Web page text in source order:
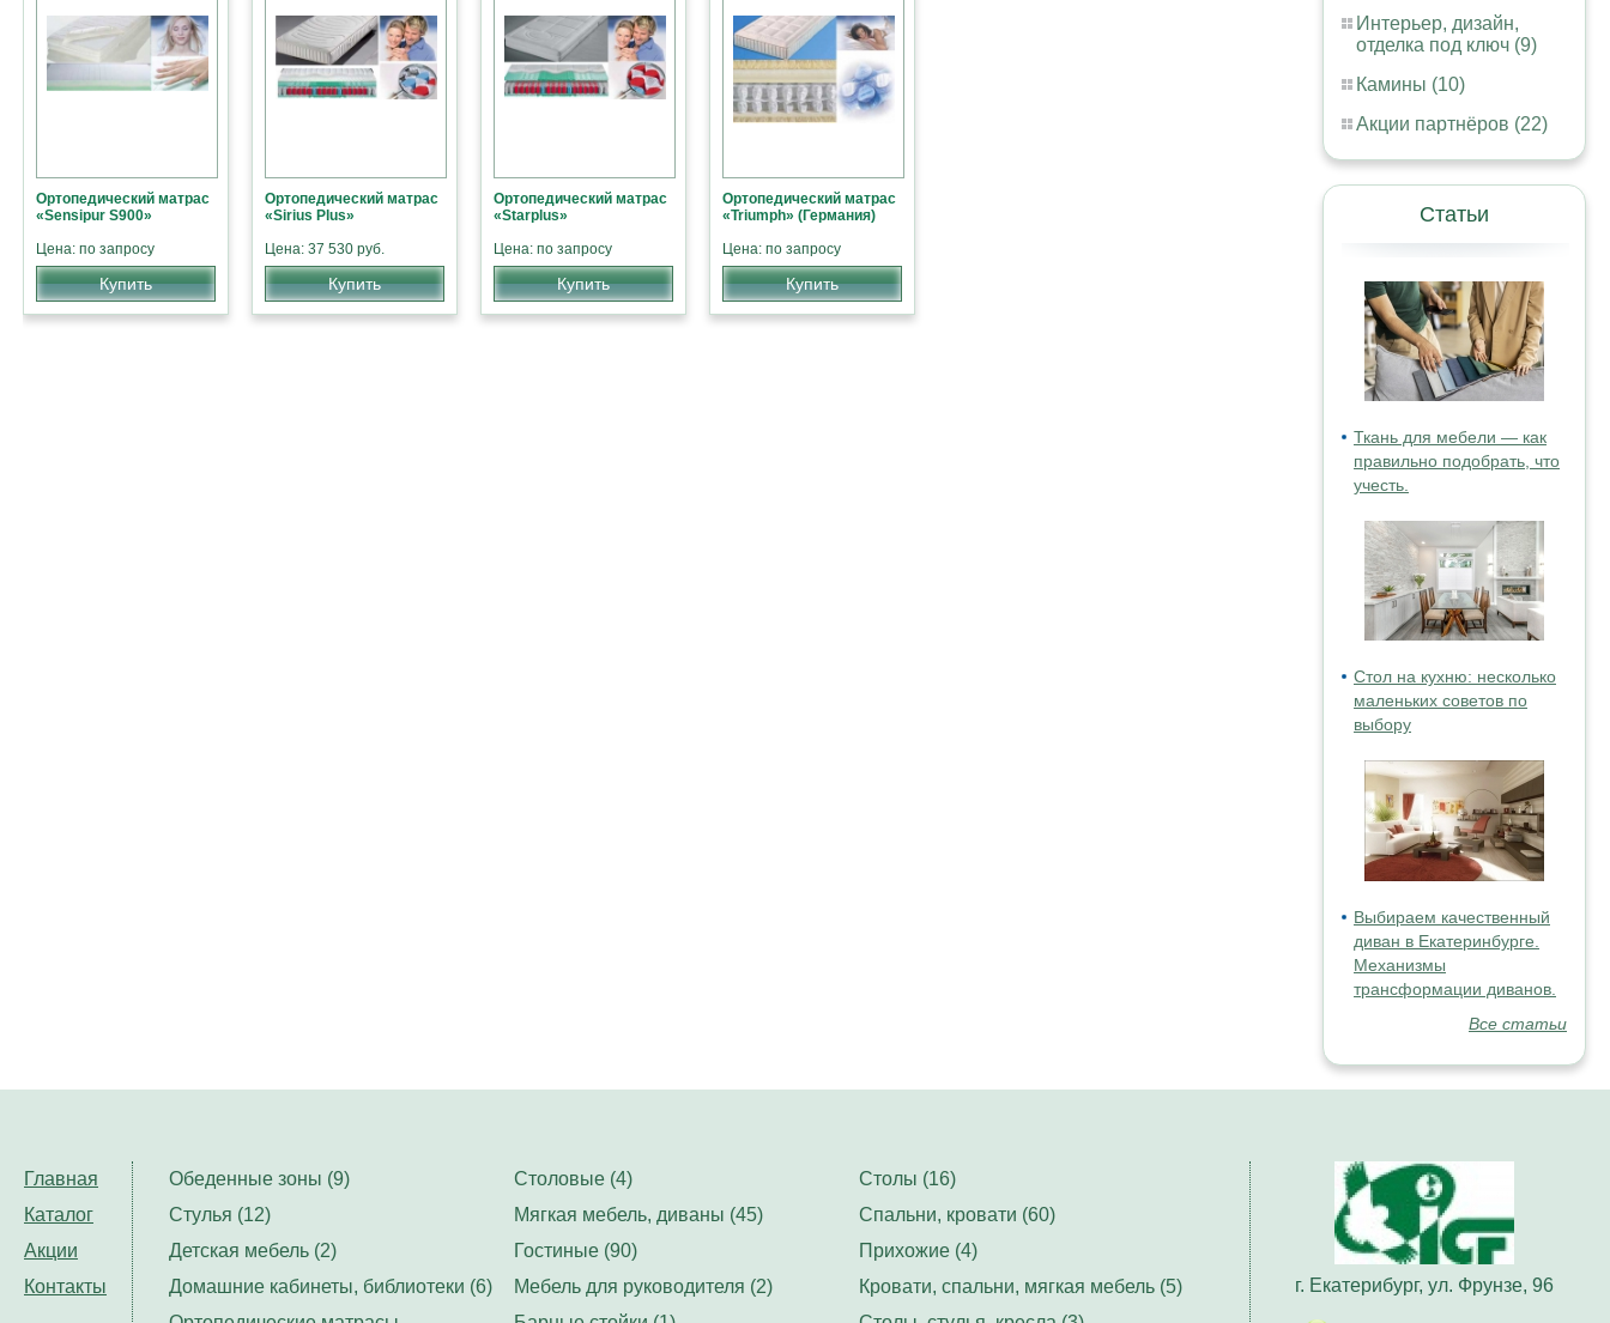
Интерьер, дизайн,
отделка под ключ (9)
Камины (10)
Акции партнёров (22)
Статьи
Ткань для мебели — как
правильно подобрать, что
учесть.
Стол на кухню: несколько
маленьких советов по
выбору
Выбираем качественный
диван в Екатеринбурге.
Механизмы
трансформации диванов.
Все статьи
Ортопедический матрас
«Sensipur S900»
Цена: по запросу
Купить
Ортопедический матрас
«Sirius Plus»
Цена: 37 530 руб.
Купить
Ортопедический матрас
«Starplus»
Цена: по запросу
Купить
Ортопедический матрас
«Triumph» (Германия)
Цена: по запросу
Купить
Главная
Каталог
Акции
Контакты
г. Екатерибург, ул. Фрунзе, 96
Обеденные зоны (9) Столовые (4)
Столы (16)
Стулья (12)
Мягкая мебель, диваны (45)
Спальни, кровати (60)
Детская мебель (2)
Гостиные (90)
Прихожие (4)
Домашние кабинеты, библиотеки (6)
Мебель для руководителя (2)
Кровати, спальни, мягкая мебель (5)